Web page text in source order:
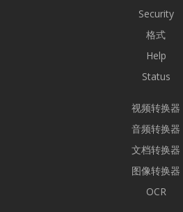
Security
格式
Help
Status
视频转换器
音频转换器
文档转换器
图像转换器
OCR